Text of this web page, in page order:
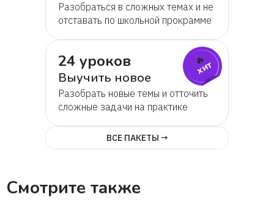
Разобраться в сложных темах и не
отставать по школьной прокрамме
24 уроков
Выучить новое
Разобрать новые темы и отточить
сложные задачи на практике
🔥
хит
ВСЕ ПАКЕТЫ →
Смотрите также